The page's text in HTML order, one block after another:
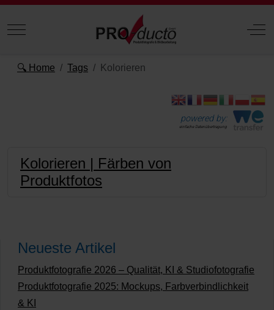
Mobile Menu Toggle Off-
🔍 Home Tags Kolorieren
powered by:
einfache Datenübertragung
Kolorieren | Färben von
Produktfotos
Neueste Artikel
Produktfotografie 2026 – Qualität, KI & Studiofotografie
Produktfotografie 2025: Mockups, Farbverbindlichkeit
& KI